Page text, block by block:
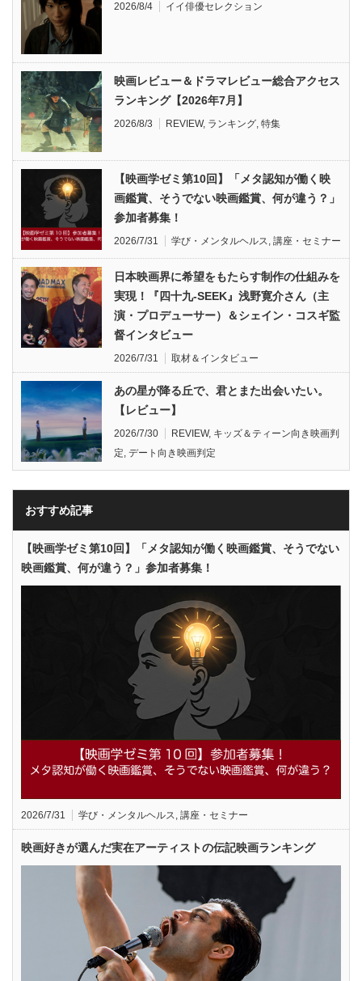
2026/8/4 イイ俳優セレクション
映画レビュー＆ドラマレビュー総合アクセス
ランキング【2026年7月】
2026/8/3 REVIEW, ランキング, 特集
【映画学ゼミ第10回】「メタ認知が働く映
画鑑賞、そうでない映画鑑賞、何が違う？」
参加者募集！
2026/7/31 学び・メンタルヘルス, 講座・セミナー
日本映画界に希望をもたらす制作の仕組みを
実現！『四十九-SEEK』浅野寛介さん（主
演・プロデューサー）＆シェイン・コスギ監
督インタビュー
2026/7/31 取材＆インタビュー
あの星が降る丘で、君とまた出会いたい。
【レビュー】
2026/7/30 REVIEW, キッズ＆ティーン向き映画判
定, デート向き映画判定
おすすめ記事
【映画学ゼミ第10回】「メタ認知が働く映画鑑賞、そうでない
映画鑑賞、何が違う？」参加者募集！
2026/7/31 学び・メンタルヘルス, 講座・セミナー
映画好きが選んだ実在アーティストの伝記映画ランキング